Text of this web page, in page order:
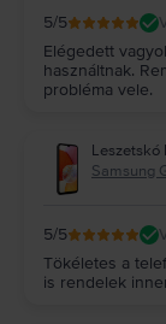
5/5
Elégedett
használtnak.
probléma vele.
Leszetskó
Samsung
5/5
Tökéletes a
is rendelek